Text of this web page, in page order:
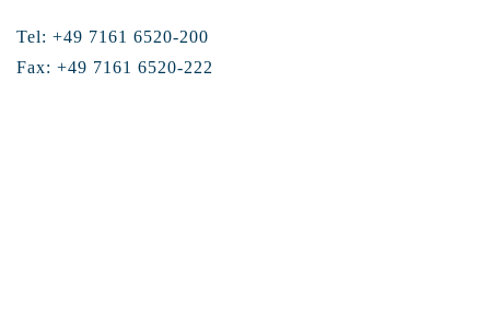
Tel: +49 7161 6520-200
Fax: +49 7161 6520-222